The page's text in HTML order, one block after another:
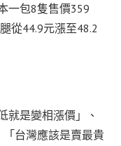
一包8隻售價359
從44.9元漲至48.2
就是變相漲價」、
「台灣應該是賣最貴